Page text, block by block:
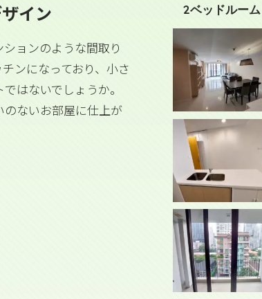
イン
ョンのような間取り
ンになっており、小さ
はないでしょうか。
ないお部屋に仕上が
2ベッドルーム